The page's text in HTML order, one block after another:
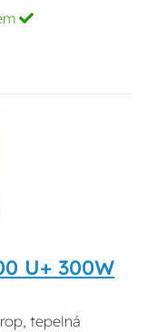
U+ 300W
tepelná